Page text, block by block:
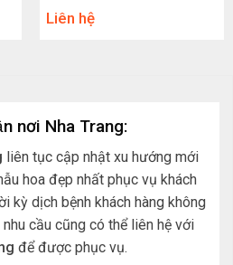
Liên hệ
nơi Nha Trang:
liên tục cập nhật xu hướng mới
hoa đẹp nhất phục vụ khách
kỳ dịch bệnh khách hàng không
cầu cũng có thể liên hệ với
để được phục vụ.